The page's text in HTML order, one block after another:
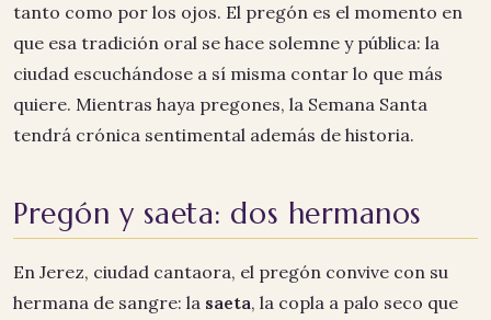
tanto como por los ojos. El pregón es el momento en
que esa tradición oral se hace solemne y pública: la
ciudad escuchándose a sí misma contar lo que más
quiere. Mientras haya pregones, la Semana Santa
tendrá crónica sentimental además de historia.
Pregón y saeta: dos hermanos
En Jerez, ciudad cantaora, el pregón convive con su
hermana de sangre: la saeta, la copla a palo seco que